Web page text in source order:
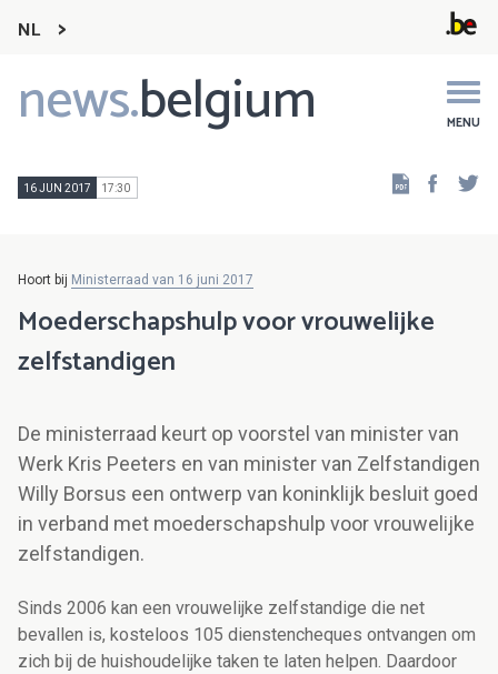
NL
news.belgium MENU
Main
navigation
16 JUN 2017 17:30
Hoort bij Ministerraad van 16 juni 2017
Moederschapshulp voor vrouwelijke
zelfstandigen
De ministerraad keurt op voorstel van minister van
Werk Kris Peeters en van minister van Zelfstandigen
Willy Borsus een ontwerp van koninklijk besluit goed
in verband met moederschapshulp voor vrouwelijke
zelfstandigen.
Sinds 2006 kan een vrouwelijke zelfstandige die net
bevallen is, kosteloos 105 dienstencheques ontvangen om
zich bij de huishoudelijke taken te laten helpen. Daardoor